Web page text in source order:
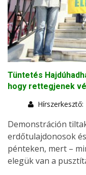
Tüntetés
hogy rettegjenek
Demonstráción
erdőtulajdonosok
pénteken, mert –
elegük van a